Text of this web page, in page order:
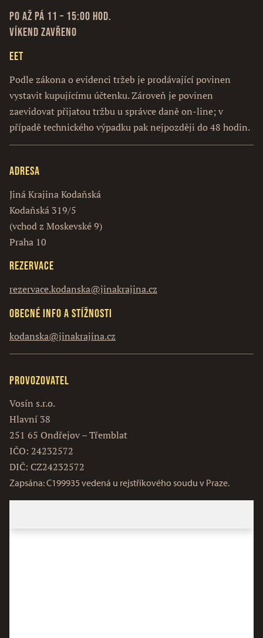
Po až Pá 11 – 15:00 hod.
Víkend zavřeno
EET
Podle zákona o evidenci tržeb je prodávající povinen
vystavit kupujícímu účtenku. Zároveň je povinen
zaevidovat přijatou tržbu u správce daně on-line; v
případě technického výpadku pak nejpozději do 48 hodin.
Adresa
Jiná Krajina Kodaňská
Kodaňská 319/5
(vchod z Moskevské 9)
Praha 10
Rezervace
rezervace.kodanska@jinakrajina.cz
Obecné info a stížnosti
kodanska@jinakrajina.cz
Provozovatel
Vosín s.r.o.
Hlavní 38
251 65 Ondřejov – Třemblat
IČO: 24232572
DIČ: CZ24232572
Zapsána: C199935 vedená u rejstříkového soudu v Praze.